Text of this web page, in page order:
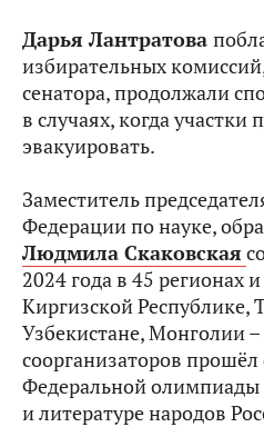
Дарья Лантратова
избирательных
сенатора, продолжали
в случаях, когда участки
эвакуировать.
Заместитель
Федерации по науке,
Людмила Скаковская
2024 года в 45 регионах
Киргизской Республике,
Узбекистане, Монголии
соорганизаторов
Федеральной
и литературе народов